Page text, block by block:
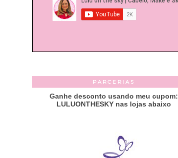
PARCERIAS
Ganhe desconto usando meu cupom:
LULUONTHESKY nas lojas abaixo